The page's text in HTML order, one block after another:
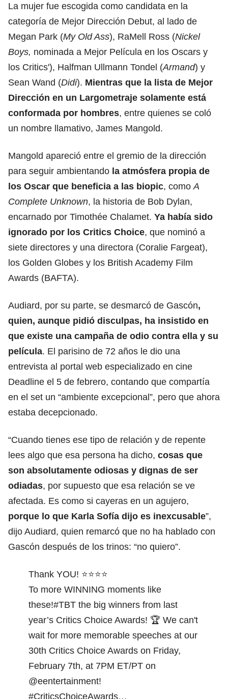
La mujer fue escogida como candidata en la
categoría de Mejor Dirección Debut, al lado de
Megan Park (My Old Ass), RaMell Ross (Nickel
Boys, nominada a Mejor Película en los Oscars y
los Critics'), Halfman Ullmann Tondel (Armand) y
Sean Wand (Didi). Mientras que la lista de Mejor
Dirección en un Largometraje solamente está
conformada por hombres, entre quienes se coló
un nombre llamativo, James Mangold.
Mangold apareció entre el gremio de la dirección
para seguir ambientando la atmósfera propia de
los Oscar que beneficia a las biopic, comoA
Complete Unknown, la historia de Bob Dylan,
encarnado por Timothée Chalamet. Ya había sido
ignorado por los Critics Choice, que nominó a
siete directores y una directora (Coralie Fargeat),
los Golden Globes y los British Academy Film
Awards (BAFTA).
Audiard, por su parte, se desmarcó de Gascón,
quien, aunque pidió disculpas, ha insistido en
que existe una campaña de odio contra ella y su
película. El parisino de 72 años le dio una
entrevista al portal web especializado en cine
Deadline el 5 de febrero, contando que compartía
en el set un “ambiente excepcional”, pero que ahora
estaba decepcionado.
“Cuando tienes ese tipo de relación y de repente
lees algo que esa persona ha dicho, cosas que
son absolutamente odiosas y dignas de ser
odiadas, por supuesto que esa relación se ve
afectada. Es como si cayeras en un agujero,
porque lo que Karla Sofía dijo es inexcusable”,
dijo Audiard, quien remarcó que no ha hablado con
Gascón después de los trinos: “no quiero”.
Thank YOU! ⭐⭐⭐⭐
To more WINNING moments like
these!#TBT the big winners from last
year’s Critics Choice Awards! 🏆 We can't
wait for more memorable speeches at our
30th Critics Choice Awards on Friday,
February 7th, at 7PM ET/PT on
@eentertainment!
#CriticsChoiceAwards…